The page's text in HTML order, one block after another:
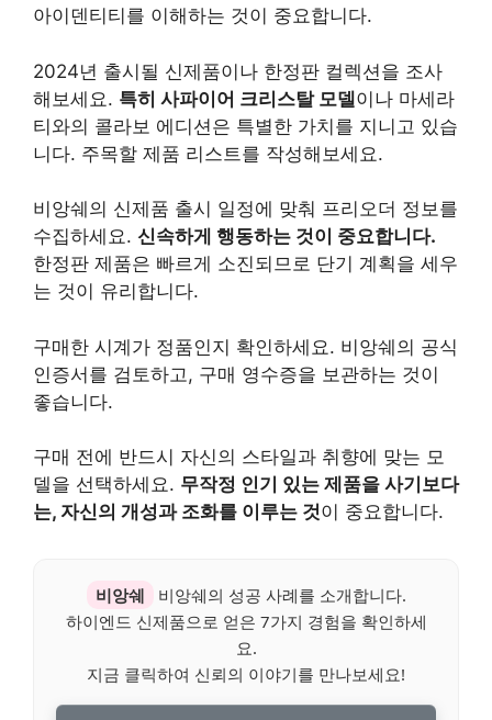
아이덴티티를 이해하는 것이 중요합니다.
2024년 출시될 신제품이나 한정판 컬렉션을 조사
해보세요. 특히 사파이어 크리스탈 모델이나 마세라
티와의 콜라보 에디션은 특별한 가치를 지니고 있습
니다. 주목할 제품 리스트를 작성해보세요.
비앙쉐의 신제품 출시 일정에 맞춰 프리오더 정보를
수집하세요. 신속하게 행동하는 것이 중요합니다.
한정판 제품은 빠르게 소진되므로 단기 계획을 세우
는 것이 유리합니다.
구매한 시계가 정품인지 확인하세요. 비앙쉐의 공식
인증서를 검토하고, 구매 영수증을 보관하는 것이
좋습니다.
구매 전에 반드시 자신의 스타일과 취향에 맞는 모
델을 선택하세요. 무작정 인기 있는 제품을 사기보다
는, 자신의 개성과 조화를 이루는 것이 중요합니다.
비앙쉐
비앙쉐의 성공 사례를 소개합니다.
하이엔드 신제품으로 얻은 7가지 경험을 확인하세
요.
지금 클릭하여 신뢰의 이야기를 만나보세요!